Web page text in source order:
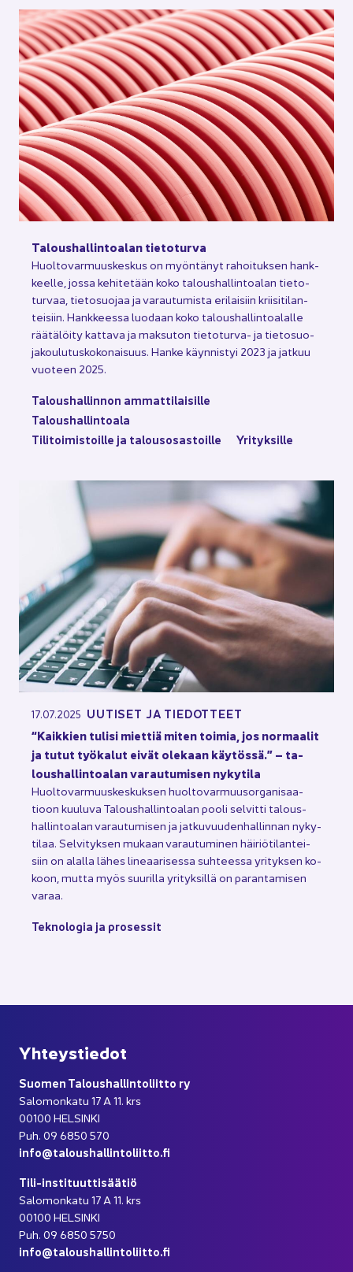
Ta­lous­hal­lin­toa­lan tie­to­tur­va
Huol­to­var­muus­kes­kus on myön­tä­nyt ra­hoi­tuk­sen hank­
keel­le, jossa ke­hi­te­tään koko ta­lous­hal­lin­toa­lan tie­to­
tur­vaa, tie­to­suo­jaa ja va­rau­tu­mis­ta eri­lai­siin krii­si­ti­lan­
tei­siin. Hank­kees­sa luo­daan koko ta­lous­hal­lin­toa­lal­le
rää­tä­löi­ty kat­ta­va ja mak­su­ton tietoturva-​ ja tie­to­suo­
ja­kou­lu­tus­ko­ko­nai­suus. Hanke käyn­nis­tyi 2023 ja jat­kuu
vuo­teen 2025.
Ta­lous­hal­lin­non am­mat­ti­lai­sil­le
Ta­lous­hal­lin­toa­la
Ti­li­toi­mis­toil­le ja ta­lous­osas­toil­le
Yri­tyk­sil­le
17.07.2025 UU­TI­SET JA TIE­DOT­TEET
“Kaik­kien tu­li­si miet­tiä miten toi­mia, jos nor­maa­lit
ja tutut työ­ka­lut eivät ole­kaan käy­tös­sä.” – ta­
lous­hal­lin­toa­lan va­rau­tu­mi­sen ny­ky­ti­la
Huol­to­var­muus­kes­kuk­sen huol­to­var­muusor­ga­ni­saa­
tioon kuu­lu­va Ta­lous­hal­lin­toa­lan pooli sel­vit­ti ta­lous­
hal­lin­toa­lan va­rau­tu­mi­sen ja jat­ku­vuu­den­hal­lin­nan ny­ky­
ti­laa. Sel­vi­tyk­sen mu­kaan va­rau­tu­mi­nen häi­riö­ti­lan­tei­
siin on alal­la lähes li­ne­aa­ri­ses­sa suh­tees­sa yri­tyk­sen ko­
koon, mutta myös suu­ril­la yri­tyk­sil­lä on pa­ran­ta­mi­sen
varaa.
Tek­no­lo­gia ja pro­ses­sit
Yh­teys­tie­dot
Suo­men Ta­lous­hal­lin­to­liit­to ry
Sa­lo­mon­ka­tu 17 A 11. krs
00100 HEL­SIN­KI
Puh. 09 6850 570
info@ta­lous­hal­lin­to­liit­to.fi
Tili-​instituuttisäätiö
Sa­lo­mon­ka­tu 17 A 11. krs
00100 HEL­SIN­KI
Puh. 09 6850 5750
info@ta­lous­hal­lin­to­liit­to.fi